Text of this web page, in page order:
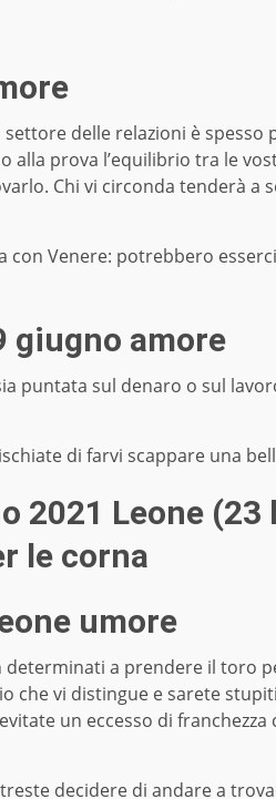
delle relazioni è
prova l’equilibrio tra le
Chi vi circonda tenderà a
Venere: potrebbero
giugno amore
puntata sul denaro o sul
di farvi scappare una
2021 Leone
le corna
umore
a prendere il toro
che vi distingue e sarete
un eccesso di
decidere di andare a